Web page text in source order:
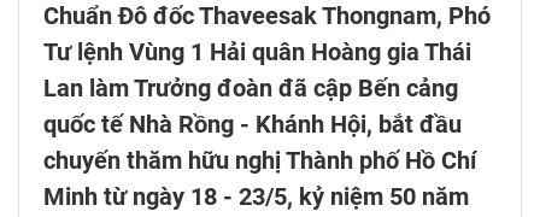
Chuẩn Đô đốc Thaveesak Thongnam, Phó
Tư lệnh Vùng 1 Hải quân Hoàng gia Thái
Lan làm Trưởng đoàn đã cập Bến cảng
quốc tế Nhà Rồng - Khánh Hội, bắt đầu
chuyến thăm hữu nghị Thành phố Hồ Chí
Minh từ ngày 18 - 23/5, kỷ niệm 50 năm